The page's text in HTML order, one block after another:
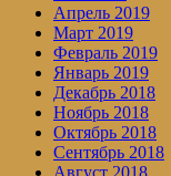
Апрель 2019
Март 2019
Февраль 2019
Январь 2019
Декабрь 2018
Ноябрь 2018
Октябрь 2018
Сентябрь 2018
Август 2018